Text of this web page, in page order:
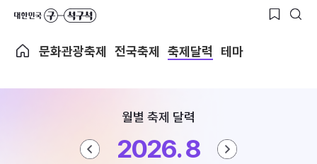
문화관광축제 전국축제 축제달력 테마
월별 축제 달력
2026. 8